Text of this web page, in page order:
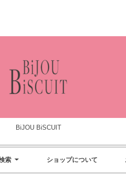
BiJOU BiSCUIT
索 ショップについて